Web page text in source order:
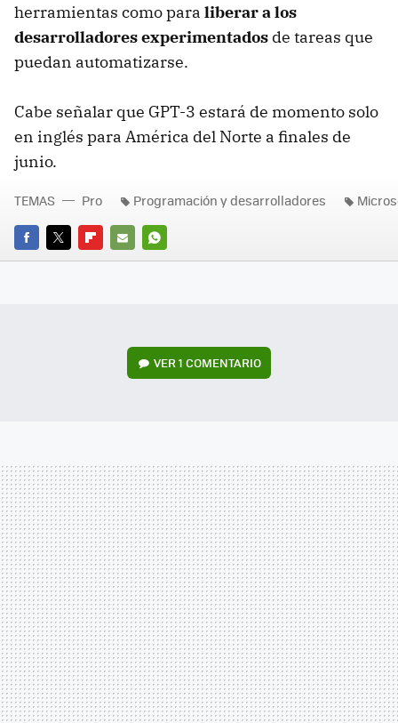
herramientas como para liberar a los
desarrolladores experimentados de tareas que
puedan automatizarse.
Cabe señalar que GPT-3 estará de momento solo
en inglés para América del Norte a finales de
junio.
FACEBOOK
TWITTERFLIPBOARD
E-
WHATSAPP
TEMAS Pro Programación y desarrolladores
VER1 COMENTARIO